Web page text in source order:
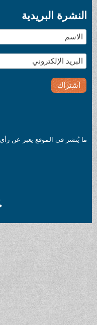
النشرة البريدية
ما يُنشر في الموقع يعبر عن رأي